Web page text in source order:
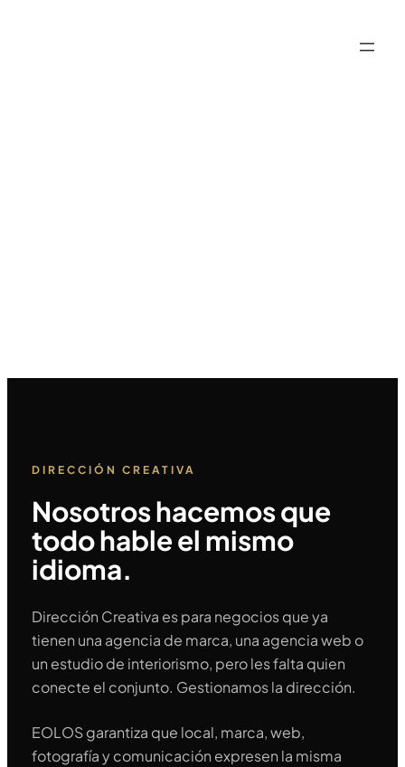
DIRECCIÓN CREATIVA
Nosotros hacemos que
todo hable el mismo
idioma.
Dirección Creativa es para negocios que ya
tienen una agencia de marca, una agencia web o
un estudio de interiorismo, pero les falta quien
conecte el conjunto. Gestionamos la dirección.
EOLOS garantiza que local, marca, web,
fotografía y comunicación expresen la misma